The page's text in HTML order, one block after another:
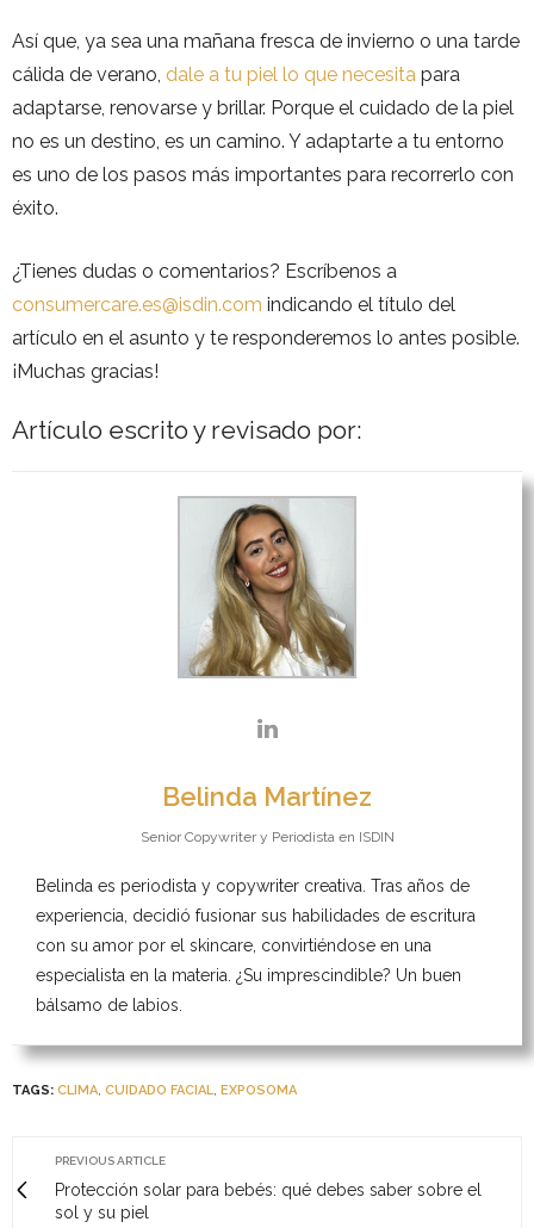
Así que, ya sea una mañana fresca de invierno o una tarde
cálida de verano, dale a tu piel lo que necesita para
adaptarse, renovarse y brillar. Porque el cuidado de la piel
no es un destino, es un camino. Y adaptarte a tu entorno
es uno de los pasos más importantes para recorrerlo con
éxito.
¿Tienes dudas o comentarios? Escríbenos a
consumercare.es@isdin.com indicando el título del
artículo en el asunto y te responderemos lo antes posible.
¡Muchas gracias!
Artículo escrito y revisado por:
Belinda Martínez
Senior Copywriter y Periodista en ISDIN
Belinda es periodista y copywriter creativa. Tras años de
experiencia, decidió fusionar sus habilidades de escritura
con su amor por el skincare, convirtiéndose en una
especialista en la materia. ¿Su imprescindible? Un buen
bálsamo de labios.
TAGS: CLIMA, CUIDADO FACIAL, EXPOSOMA
PREVIOUS ARTICLE
Protección solar para bebés: qué debes saber sobre el
sol y su piel